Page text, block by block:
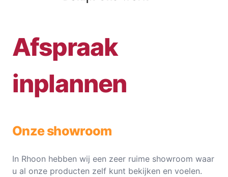
Afspraak
inplannen
Onze showroom
In Rhoon hebben wij een zeer ruime showroom waar
u al onze producten zelf kunt bekijken en voelen.